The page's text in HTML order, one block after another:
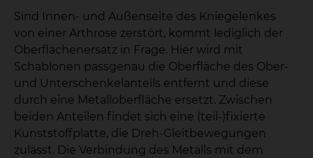
Sind Innen- und Außenseite des Kniegelenkes
von einer Arthrose zerstört, kommt lediglich der
Oberflächenersatz in Frage. Hier wird mit
Schablonen passgenau die Oberfläche des Ober-
und Unterschenkelanteils entfernt und diese
durch eine Metalloberfläche ersetzt. Zwischen
beiden Anteilen findet sich eine (teil-)fixierte
Kunststoffplatte, die Dreh-Gleitbewegungen
zulässt. Die Verbindung des Metalls mit dem